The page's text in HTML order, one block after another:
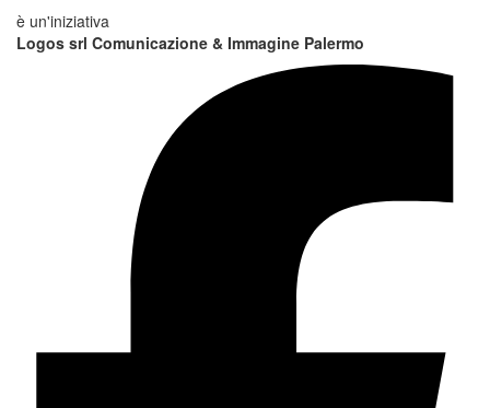
è un'iniziativa
Logos srl Comunicazione & Immagine Palermo